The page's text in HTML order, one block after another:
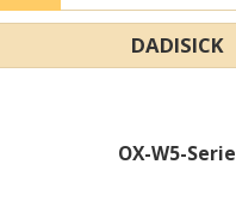
DADISICK
OX-W5-Serie